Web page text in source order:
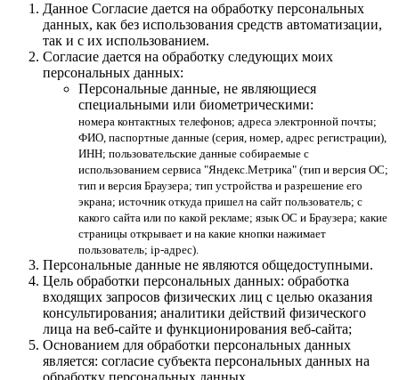
Данное Согласие дается на обработку персональных
данных, как без использования средств автоматизации,
так и с их использованием.
Согласие дается на обработку следующих моих
персональных данных:
Персональные данные, не являющиеся
специальными или биометрическими:
номера контактных телефонов; адреса электронной почты;
ФИО, паспортные данные (серия, номер, адрес регистрации),
ИНН; пользовательские данные собираемые с
использованием сервиса "Яндекс.Метрика" (тип и версия ОС;
тип и версия Браузера; тип устройства и разрешение его
экрана; источник откуда пришел на сайт пользователь; с
какого сайта или по какой рекламе; язык ОС и Браузера; какие
страницы открывает и на какие кнопки нажимает
пользователь; ip-адрес).
Персональные данные не являются общедоступными.
Цель обработки персональных данных: обработка
входящих запросов физических лиц с целью оказания
консультирования; аналитики действий физического
лица на веб-сайте и функционирования веб-сайта;
Основанием для обработки персональных данных
является: согласие субъекта персональных данных на